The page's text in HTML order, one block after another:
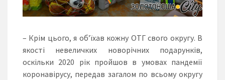
– Крім цього, я об’їхав кожну ОТГ свого округу. В
якості невеличких новорічних подарунків,
оскільки 2020 рік пройшов в умовах пандемії
коронавірусу, передав загалом по всьому округу